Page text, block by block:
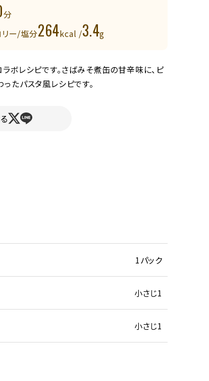
分
ー/塩分264kcal /3.4g
ボレシピです。さばみそ煮缶の甘辛味に、ピ
たパスタ風レシピです。
1パック
小さじ1
小さじ1